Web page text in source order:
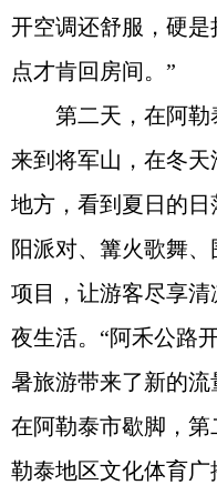
开空调还舒服，硬
点才肯回房间。”
第二天，在阿
来到将军山，在冬
地方，看到夏日的
阳派对、篝火歌舞
项目，让游客尽享
夜生活。“阿禾公路
暑旅游带来了新的
在阿勒泰市歇脚，
勒泰地区文化体育